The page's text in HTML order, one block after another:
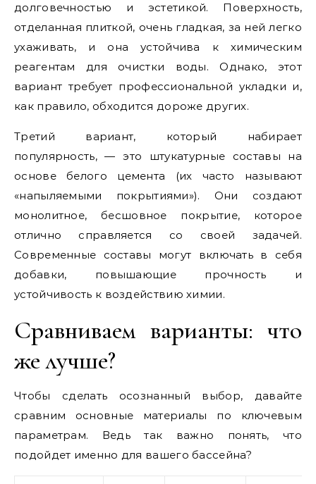
долговечностью и эстетикой. Поверхность,
отделанная плиткой, очень гладкая, за ней легко
ухаживать, и она устойчива к химическим
реагентам для очистки воды. Однако, этот
вариант требует профессиональной укладки и,
как правило, обходится дороже других.
Третий вариант, который набирает
популярность, — это штукатурные составы на
основе белого цемента (их часто называют
«напыляемыми покрытиями»). Они создают
монолитное, бесшовное покрытие, которое
отлично справляется со своей задачей.
Современные составы могут включать в себя
добавки, повышающие прочность и
устойчивость к воздействию химии.
Сравниваем варианты: что
же лучше?
Чтобы сделать осознанный выбор, давайте
сравним основные материалы по ключевым
параметрам. Ведь так важно понять, что
подойдет именно для вашего бассейна?